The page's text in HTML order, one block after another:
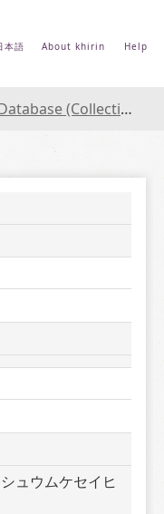
本語 About khirin Help
the National Museum of Japanese History)
ュウムケセイヒ